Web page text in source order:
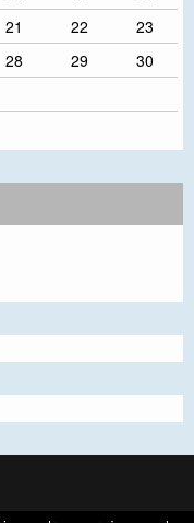
21 22
23
28 29
30